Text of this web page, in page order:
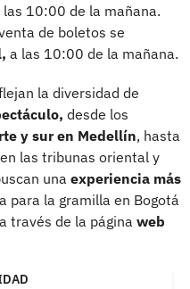
las 10:00 de la mañana.
de boletos se
a las 10:00 de la mañana.
la diversidad de
desde los
y sur en Medellín, hasta
las tribunas oriental y
una experiencia más
para la gramilla en Bogotá
través de la página web